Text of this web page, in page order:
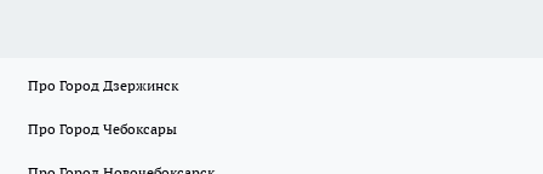
Про Город Дзержинск
Про Город Чебоксары